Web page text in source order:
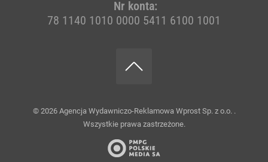
Nr konta:
78 1140 1010 0000 5411 6100 1001
© 2026 Agencja Wydawniczo-Reklamowa Wprost Sp. z o.o. .
Wszystkie prawa zastrzeżone.